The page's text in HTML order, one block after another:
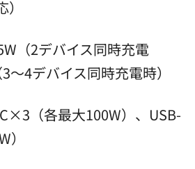
（2デバイス同時充電
～4デバイス同時充電時）
（各最大100W）、USB-